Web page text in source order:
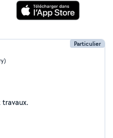
Particulier